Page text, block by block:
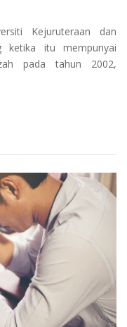
Kejuruteraan dan
ketika itu mempunyai
pada tahun 2002,